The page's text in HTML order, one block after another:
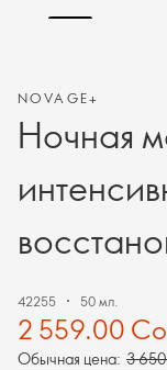
NOVAGE+
Ночная
42255 50 мл.
2 559.00
Обычная цена: 3